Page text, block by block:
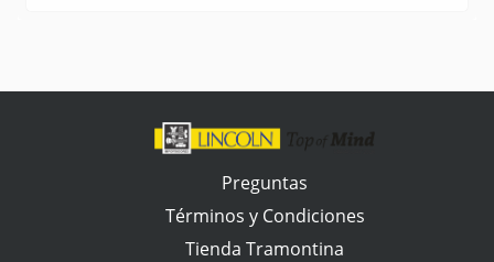
Preguntas
Términos y Condiciones
Tienda Tramontina